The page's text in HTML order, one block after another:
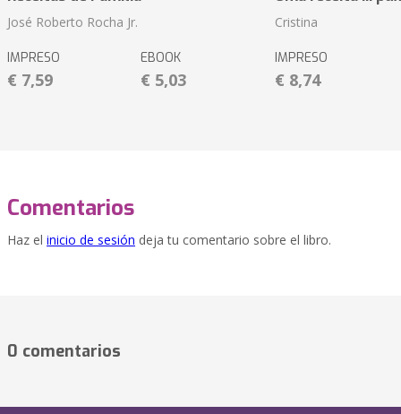
José Roberto Rocha Jr.
IMPRESO
€ 7,59
EBOOK
€ 5,03
Cristina
IMPRESO
€ 8,74
Comentarios
Haz el inicio de sesión deja tu comentario sobre el libro.
0 comentarios